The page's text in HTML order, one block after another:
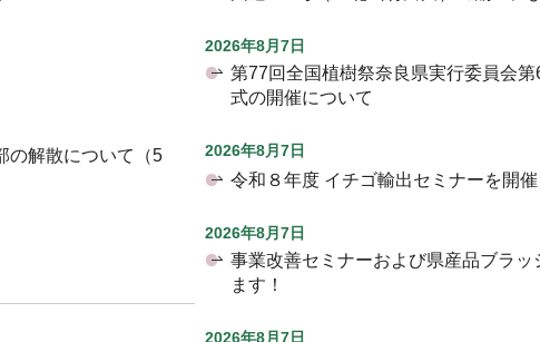
の解散について（5
2026年8月7日
第77回全国植樹祭奈良県実行委員会
式の開催について
2026年8月7日
令和８年度 イチゴ輸出セミナーを開
2026年8月7日
事業改善セミナーおよび県産品ブラ
ます！
2026年8月7日